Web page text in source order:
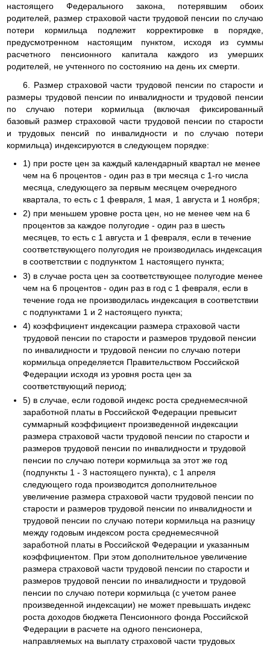
настоящего Федерального закона, потерявшим обоих
родителей, размер страховой части трудовой пенсии по случаю
потери кормильца подлежит корректировке в порядке,
предусмотренном настоящим пунктом, исходя из суммы
расчетного пенсионного капитала каждого из умерших
родителей, не учтенного по состоянию на день их смерти.
6. Размер страховой части трудовой пенсии по старости и
размеры трудовой пенсии по инвалидности и трудовой пенсии
по случаю потери кормильца (включая фиксированный
базовый размер страховой части трудовой пенсии по старости
и трудовых пенсий по инвалидности и по случаю потери
кормильца) индексируются в следующем порядке:
1) при росте цен за каждый календарный квартал не менее
чем на 6 процентов - один раз в три месяца с 1-го числа
месяца, следующего за первым месяцем очередного
квартала, то есть с 1 февраля, 1 мая, 1 августа и 1 ноября;
2) при меньшем уровне роста цен, но не менее чем на 6
процентов за каждое полугодие - один раз в шесть
месяцев, то есть с 1 августа и 1 февраля, если в течение
соответствующего полугодия не производилась индексация
в соответствии с подпунктом 1 настоящего пункта;
3) в случае роста цен за соответствующее полугодие менее
чем на 6 процентов - один раз в год с 1 февраля, если в
течение года не производилась индексация в соответствии
с подпунктами 1 и 2 настоящего пункта;
4) коэффициент индексации размера страховой части
трудовой пенсии по старости и размеров трудовой пенсии
по инвалидности и трудовой пенсии по случаю потери
кормильца определяется Правительством Российской
Федерации исходя из уровня роста цен за
соответствующий период;
5) в случае, если годовой индекс роста среднемесячной
заработной платы в Российской Федерации превысит
суммарный коэффициент произведенной индексации
размера страховой части трудовой пенсии по старости и
размеров трудовой пенсии по инвалидности и трудовой
пенсии по случаю потери кормильца за этот же год
(подпункты 1 - 3 настоящего пункта), с 1 апреля
следующего года производится дополнительное
увеличение размера страховой части трудовой пенсии по
старости и размеров трудовой пенсии по инвалидности и
трудовой пенсии по случаю потери кормильца на разницу
между годовым индексом роста среднемесячной
заработной платы в Российской Федерации и указанным
коэффициентом. При этом дополнительное увеличение
размера страховой части трудовой пенсии по старости и
размеров трудовой пенсии по инвалидности и трудовой
пенсии по случаю потери кормильца (с учетом ранее
произведенной индексации) не может превышать индекс
роста доходов бюджета Пенсионного фонда Российской
Федерации в расчете на одного пенсионера,
направляемых на выплату страховой части трудовых